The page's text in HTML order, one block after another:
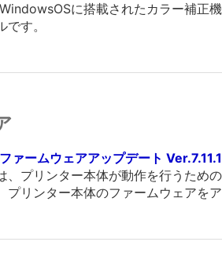
に搭載されたカラー補正
す。
ァームウェアアップデート
、プリンター本体が動作を行うため
プリンター本体のファームウェアを